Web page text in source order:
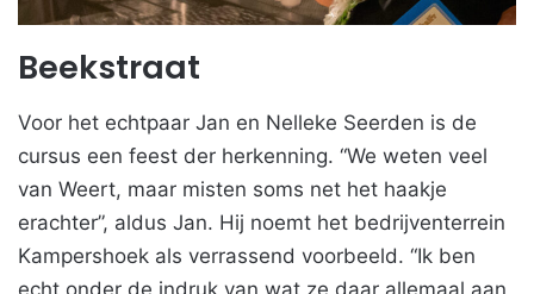
Beekstraat
Voor het echtpaar Jan en Nelleke Seerden is de
cursus een feest der herkenning. “We weten veel
van Weert, maar misten soms net het haakje
erachter”, aldus Jan. Hij noemt het bedrijventerrein
Kampershoek als verrassend voorbeeld. “Ik ben
echt onder de indruk van wat ze daar allemaal aan